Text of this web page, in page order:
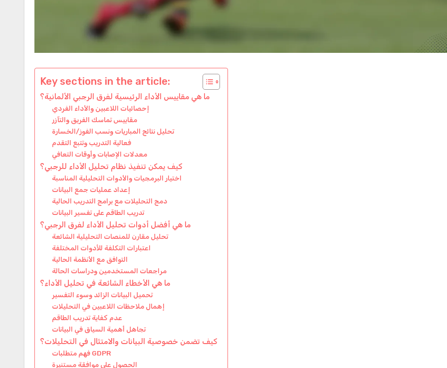
Key sections in the article:
ما هي مقاييس الأداء الرئيسية لفرق الرجبي الألمانية؟
إحصائيات اللاعبين والأداء الفردي
مقاييس تماسك الفريق والتآزر
تحليل نتائج المباريات ونسب الفوز/الخسارة
فعالية التدريب وتتبع التقدم
معدلات الإصابات وأوقات التعافي
كيف يمكن تنفيذ نظام تحليل الأداء للرجبي؟
اختيار البرمجيات والأدوات التحليلية المناسبة
إعداد عمليات جمع البيانات
دمج التحليلات مع برامج التدريب الحالية
تدريب الطاقم على تفسير البيانات
ما هي أفضل أدوات تحليل الأداء لفرق الرجبي؟
تحليل مقارن للمنصات التحليلية الشائعة
اعتبارات التكلفة للأدوات المختلفة
التوافق مع الأنظمة الحالية
مراجعات المستخدمين ودراسات الحالة
ما هي الأخطاء الشائعة في تحليل الأداء؟
تحميل البيانات الزائد وسوء التفسير
إهمال ملاحظات اللاعبين في التحليلات
عدم كفاية تدريب الطاقم
تجاهل أهمية السياق في البيانات
كيف تضمن خصوصية البيانات والامتثال في التحليلات؟
فهم متطلبات GDPR
الحصول على موافقة مستنيرة